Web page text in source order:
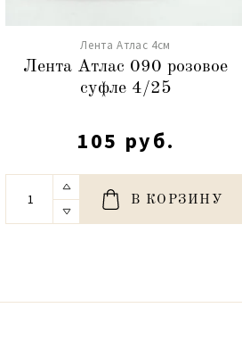
Лента Атлас 4см
Лента Атлас 090 розовое
суфле 4/25
105 руб.
В КОРЗИНУ